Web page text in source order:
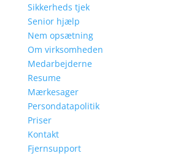
Sikkerheds tjek
Senior hjælp
Nem opsætning
Om virksomheden
Medarbejderne
Resume
Mærkesager
Persondatapolitik
Priser
Kontakt
Fjernsupport